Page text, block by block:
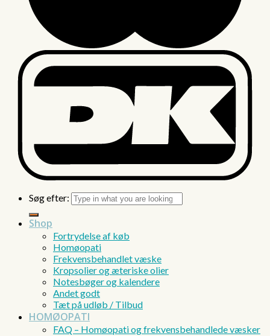
Søg efter:
Shop
Fortrydelse af køb
Homøopati
Frekvensbehandlet væske
Kropsolier og æteriske olier
Notesbøger og kalendere
Andet godt
Tæt på udløb / Tilbud
HOMØOPATI
FAQ – Homøopati og frekvensbehandlede væsker